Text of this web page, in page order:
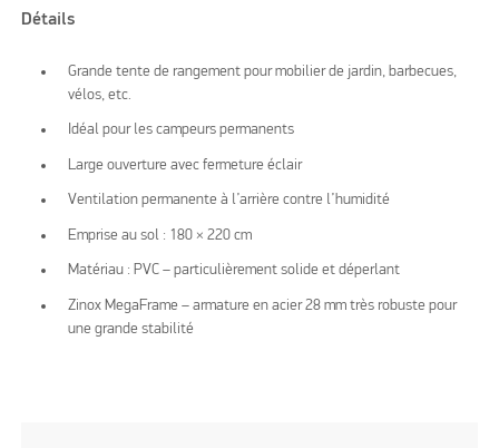
Détails
Grande tente de rangement pour mobilier de jardin, barbecues,
vélos, etc.
Idéal pour les campeurs permanents
Large ouverture avec fermeture éclair
Ventilation permanente à l’arrière contre l’humidité
Emprise au sol : 180 × 220 cm
Matériau : PVC – particulièrement solide et déperlant
Zinox MegaFrame – armature en acier 28 mm très robuste pour
une grande stabilité